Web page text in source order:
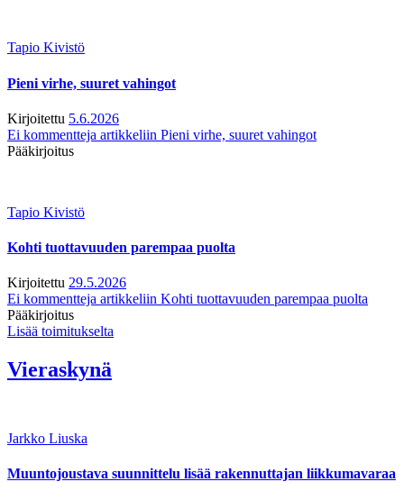
Tapio Kivistö
Pieni virhe, suuret vahingot
Kirjoitettu 5.6.2026
Ei kommentteja artikkeliin Pieni virhe, suuret vahingot
Pääkirjoitus
Tapio Kivistö
Kohti tuottavuuden parempaa puolta
Kirjoitettu 29.5.2026
Ei kommentteja artikkeliin Kohti tuottavuuden parempaa puolta
Pääkirjoitus
Lisää toimitukselta
Vieraskynä
Jarkko Liuska
Muuntojoustava suunnittelu lisää rakennuttajan liikkumavaraa